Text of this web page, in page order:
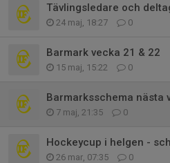
Tävlingsledare och
24 maj, 18:27 0
Barmark vecka 21 & 22
15 maj, 15:22 0
Barmarksschema nästa
7 maj, 21:35 0
Hockeycup i helgen -
26 mar, 07:35 0